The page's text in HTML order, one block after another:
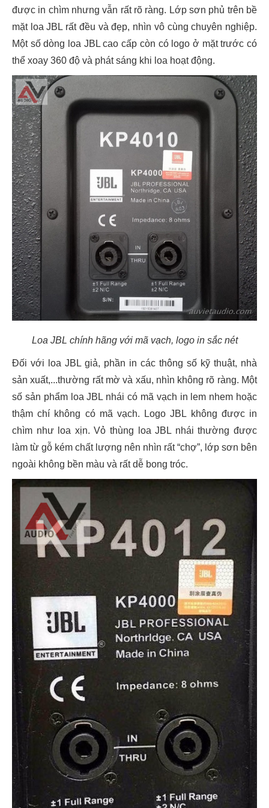
được in chìm nhưng vẫn rất rõ ràng. Lớp sơn phủ trên bề
mặt loa JBL rất đều và đẹp, nhìn vô cùng chuyên nghiệp.
Một số dòng loa JBL cao cấp còn có logo ở mặt trước có
thể xoay 360 độ và phát sáng khi loa hoạt động.
Loa JBL chính hãng với mã vạch, logo in sắc nét
Đối với loa JBL giả, phần in các thông số kỹ thuật, nhà
sản xuất,...thường rất mờ và xấu, nhìn không rõ ràng. Một
số sản phẩm loa JBL nhái có mã vạch in lem nhem hoặc
thậm chí không có mã vạch. Logo JBL không được in
chìm như loa xịn. Vỏ thùng loa JBL nhái thường được
làm từ gỗ kém chất lượng nên nhìn rất “chợ”, lớp sơn bên
ngoài không bền màu và rất dễ bong tróc.